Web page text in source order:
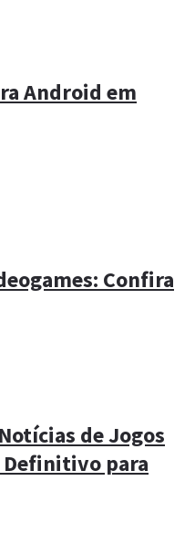
Android em
Confira
de Jogos
Definitivo para